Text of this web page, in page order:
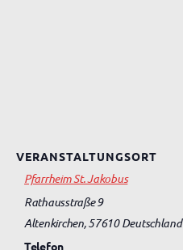
VERANSTALTUNGSORT
Pfarrheim St. Jakobus
Rathausstraße 9
Altenkirchen,57610 Deutschland
Telefon